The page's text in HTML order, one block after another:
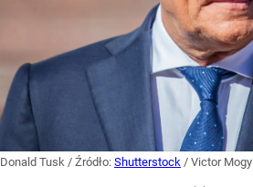
Donald Tusk / Źródło: Shutterstock / Victor